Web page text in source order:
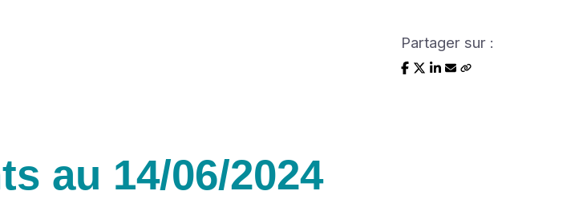
Partager sur :
au 14/06/2024